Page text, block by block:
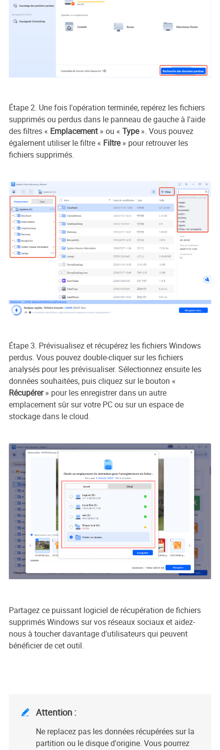
Étape 2. Une fois l'opération terminée, repérez les fichiers
supprimés ou perdus dans le panneau de gauche à l'aide
des filtres « Emplacement» ou « Type». Vous pouvez
également utiliser le filtre « Filtre» pour retrouver les
fichiers supprimés.
Étape 3. Prévisualisez et récupérez les fichiers Windows
perdus. Vous pouvez double-cliquer sur les fichiers
analysés pour les prévisualiser. Sélectionnez ensuite les
données souhaitées, puis cliquez sur le bouton «
Récupérer» pour les enregistrer dans un autre
emplacement sûr sur votre PC ou sur un espace de
stockage dans le cloud.
Partagez ce puissant logiciel de récupération de fichiers
supprimés Windows sur vos réseaux sociaux et aidez-
nous à toucher davantage d'utilisateurs qui peuvent
bénéficier de cet outil.
 Attention :
Ne replacez pas les données récupérées sur la
partition ou le disque d'origine. Vous pourrez